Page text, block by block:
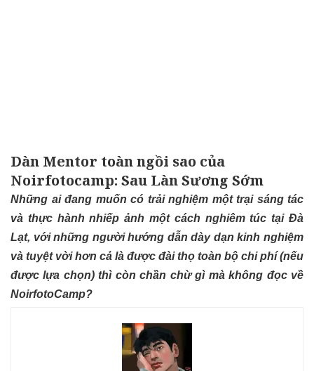
Dàn Mentor toàn ngồi sao của
Noirfotocamp: Sau Làn Sương Sớm
Những ai đang muốn có trải nghiệm một trại sáng tác
và thực hành nhiếp ảnh một cách nghiêm túc tại Đà
Lạt, với những người hướng dẫn dày dạn kinh nghiệm
và tuyệt vời hơn cả là được đài thọ toàn bộ chi phí (nếu
được lựa chọn) thì còn chần chừ gì mà không đọc về
NoirfotoCamp?